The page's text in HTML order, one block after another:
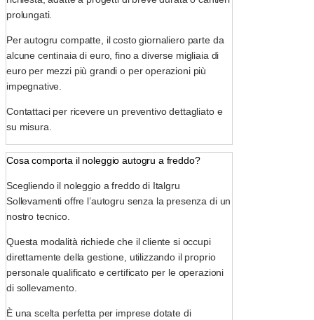
prolungati.
Per autogru compatte, il costo giornaliero parte da
alcune centinaia di euro, fino a diverse migliaia di
euro per mezzi più grandi o per operazioni più
impegnative.
Contattaci per ricevere un preventivo dettagliato e
su misura.
Cosa comporta il noleggio autogru a freddo?
Scegliendo il noleggio a freddo di Italgru
Sollevamenti offre l’autogru senza la presenza di un
nostro tecnico.
Questa modalità richiede che il cliente si occupi
direttamente della gestione, utilizzando il proprio
personale qualificato e certificato per le operazioni
di sollevamento.
È una scelta perfetta per imprese dotate di